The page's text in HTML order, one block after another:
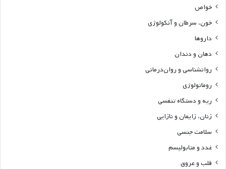
خواص
خون، سرطان و آنکولوژی
داروها
دهان و دندان
روانشناسی و روان‌درمانی
روماتولوژی
ریه و دستگاه تنفسی
زنان، زایمان و نازایی
سلامت جنسی
غدد و متابولیسم
قلب و عروق